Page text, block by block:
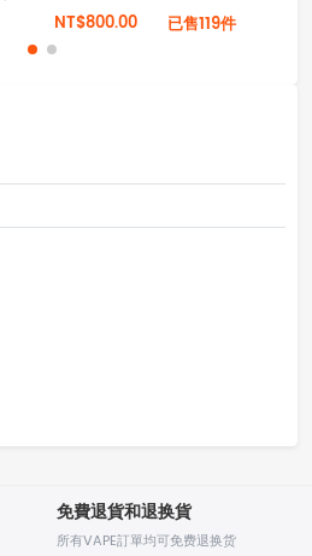
NT$800.00 已售119件
免費退貨和退换貨
所有VAPE訂單均可免费退换货